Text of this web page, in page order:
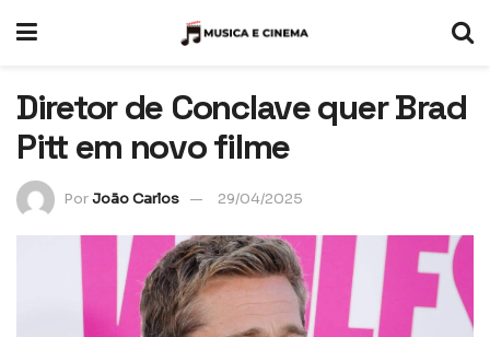
Diretor de Conclave quer Brad
Pitt em novo filme
PorJoão Carlos 29/04/2025